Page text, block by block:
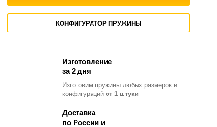
КОНФИГУРАТОР ПРУЖИНЫ
Изготовление
за 2 дня
Изготовим пружины любых размеров и
конфигураций от 1 штуки
Доставка
по России и